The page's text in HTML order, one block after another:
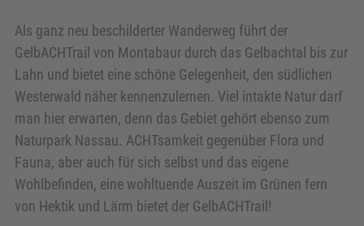
Als ganz neu beschilderter Wanderweg führt der
GelbACHTrail von Montabaur durch das Gelbachtal bis zur
Lahn und bietet eine schöne Gelegenheit, den südlichen
Westerwald näher kennenzulernen. Viel intakte Natur darf
man hier erwarten, denn das Gebiet gehört ebenso zum
Naturpark Nassau. ACHTsamkeit gegenüber Flora und
Fauna, aber auch für sich selbst und das eigene
Wohlbefinden, eine wohltuende Auszeit im Grünen fern
von Hektik und Lärm bietet der GelbACHTrail!